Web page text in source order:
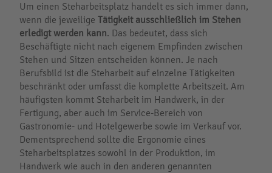
Um einen Steharbeitsplatz handelt es sich immer dann,
wenn die jeweilige Tätigkeit ausschließlich im Stehen
erledigt werden kann. Das bedeutet, dass sich
Beschäftigte nicht nach eigenem Empfinden zwischen
Stehen und Sitzen entscheiden können. Je nach
Berufsbild ist die Steharbeit auf einzelne Tätigkeiten
beschränkt oder umfasst die komplette Arbeitszeit. Am
häufigsten kommt Steharbeit im Handwerk, in der
Fertigung, aber auch im Service-Bereich von
Gastronomie- und Hotelgewerbe sowie im Verkauf vor.
Dementsprechend sollte die Ergonomie eines
Steharbeitsplatzes sowohl in der Produktion, im
Handwerk wie auch in den anderen genannten